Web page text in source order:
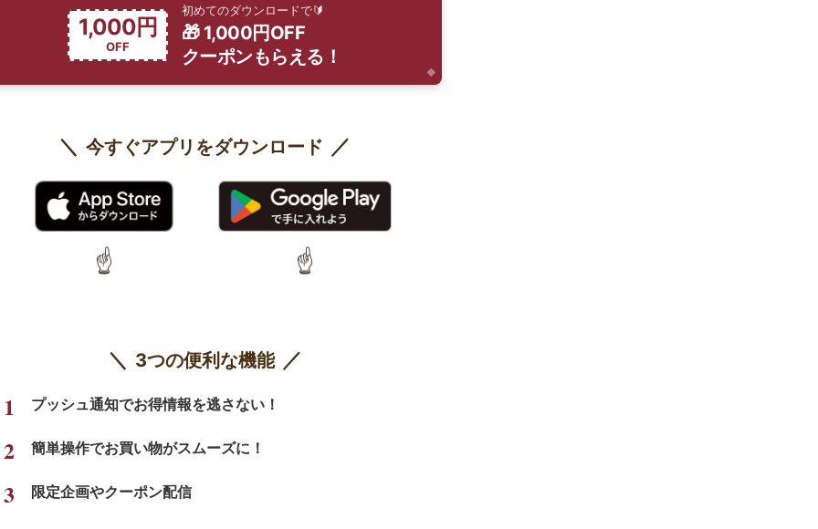
1,000円
OFF
初めてのダウンロードで🔰
🎁 1,000円OFF
クーポンもらえる！
今すぐアプリをダウンロード
☝️ ☝️
3つの便利な機能
1 プッシュ通知でお得情報を逃さない！
2 簡単操作でお買い物がスムーズに！
3 限定企画やクーポン配信